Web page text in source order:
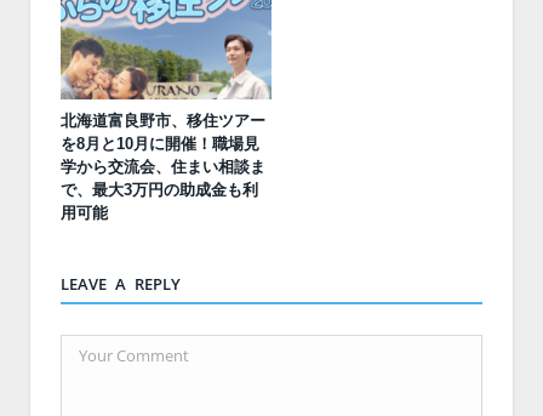
北海道富良野市、移住ツアー
を8月と10月に開催！職場見
学から交流会、住まい相談ま
で、最大3万円の助成金も利
用可能
LEAVE A REPLY